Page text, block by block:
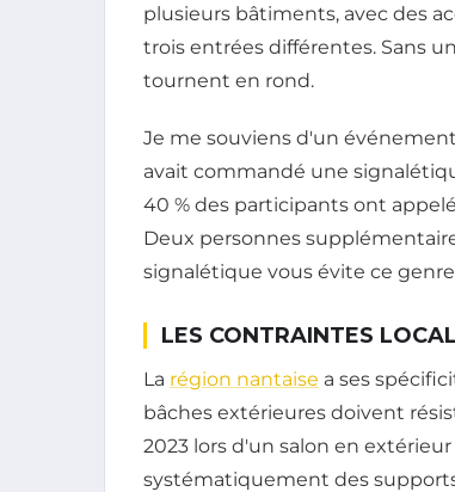
plusieurs bâtiments, avec des
trois entrées différentes. Sans
tournent en rond.
Je me souviens d'un
avait commandé une
40 % des participants ont
Deux personnes
signalétique vous évite ce genre
LES CONTRAINTES
La région nantaise a ses
bâches extérieures doivent
2023 lors d'un salon en
systématiquement des